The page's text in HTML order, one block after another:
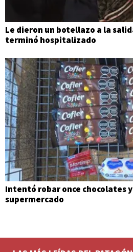
Le dieron un botellazo a la
terminó hospitalizado
Intentó robar once chocolates y
supermercado